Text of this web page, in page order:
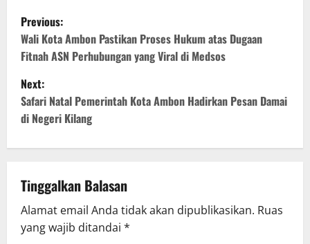
P
o
s
t
n
v
i
Previous:
Wali Kota Ambon Pastikan Proses Hukum atas Dugaan
Fitnah ASN Perhubungan yang Viral di Medsos
Next:
Safari Natal Pemerintah Kota Ambon Hadirkan Pesan Damai
di Negeri Kilang
Tinggalkan Balasan
Alamat email Anda tidak akan dipublikasikan. Ruas
yang wajib ditandai *